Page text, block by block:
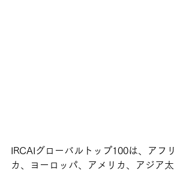
IRCAIグローバルトップ100は、アフリ
カ、ヨーロッパ、アメリカ、アジア太